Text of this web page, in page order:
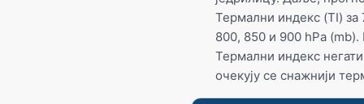
Термални индекс (TI) за
800, 850 и 900 hPa (mb).
Термални индекс
очекују се снажнији